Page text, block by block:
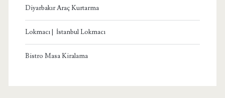
Diyarbakır Araç Kurtarma
Lokmacı | İstanbul Lokmacı
Bistro Masa Kiralama